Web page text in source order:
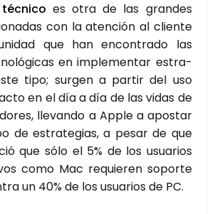
es otra de las gran­des
con la aten­ción al clien­te
que han encon­tra­do las
en imple­men­tar estra­
tipo; sur­gen a par­tir del uso
en el día a día de las vidas de
lle­van­do a Apple a apos­tar
de estra­te­gias, a pesar de que
que sólo el 5% de los usua­rios
como Mac requie­ren sopor­te
un 40% de los usua­rios de PC.